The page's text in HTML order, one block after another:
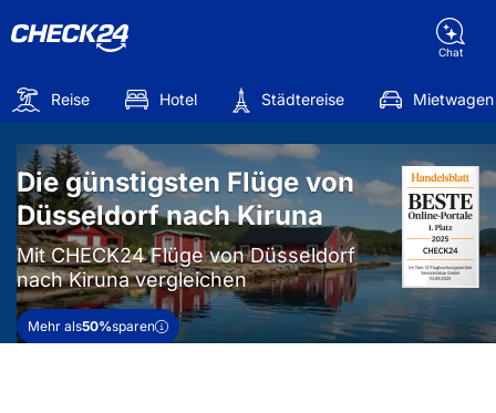
Chat
Reise Hotel Städtereise Mietwagen
Die günstigsten Flüge von
Düsseldorf nach Kiruna
Mit CHECK24 Flüge von Düsseldorf
nach Kiruna vergleichen
Mehr als50%sparen